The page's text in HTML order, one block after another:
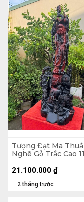
Tượng Đạt Ma
Nghê Gỗ Trắc Cao
2 tháng trước
21.100.000 ₫